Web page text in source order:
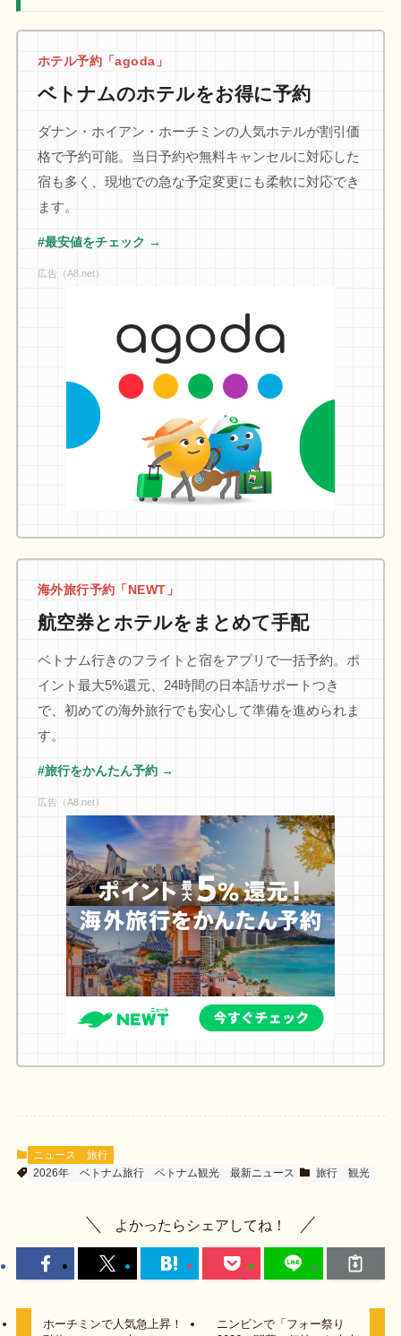
ホテル予約「agoda」
ベトナムのホテルをお得に予約
ダナン・ホイアン・ホーチミンの人気ホテルが割引価
格で予約可能。当日予約や無料キャンセルに対応した
宿も多く、現地での急な予定変更にも柔軟に対応でき
ます。
#最安値をチェック →
広告（A8.net）
海外旅行予約「NEWT」
航空券とホテルをまとめて手配
ベトナム行きのフライトと宿をアプリで一括予約。ポ
イント最大5%還元、24時間の日本語サポートつき
で、初めての海外旅行でも安心して準備を進められま
す。
#旅行をかんたん予約 →
広告（A8.net）
ニュース
旅行
2026年
ベトナム旅行 ベトナム観光 最新ニュース 旅行 観光
よかったらシェアしてね！
ホーチミンで人気急上昇！
ニンビンで「フォー祭り